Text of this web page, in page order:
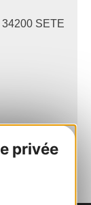
privée
SETE